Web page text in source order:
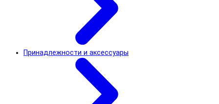
Принадлежности и аксессуары